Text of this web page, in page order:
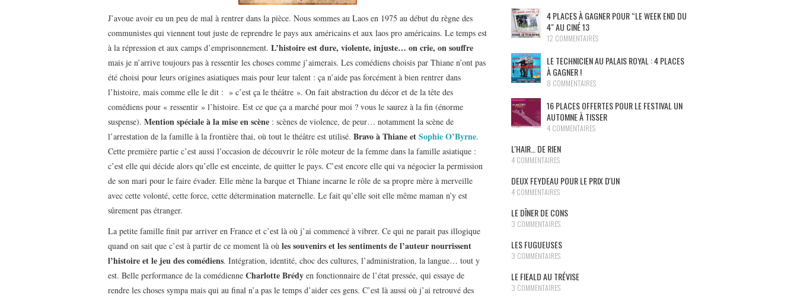
J’avoue avoir eu un peu de mal à rentrer dans la pièce. Nous sommes au Laos en 1975 au début du règne des
communistes qui viennent tout juste de reprendre le pays aux américains et aux laos pro américains. Le temps est
à la répression et aux camps d’emprisonnement. L’histoire est dure, violente, injuste… on crie, on souffre
mais je n’arrive toujours pas à ressentir les choses comme j’aimerais. Les comédiens choisis par Thiane n’ont pas
été choisi pour leurs origines asiatiques mais pour leur talent : ça n’aide pas forcément à bien rentrer dans
l’histoire, mais comme elle le dit : » c’est ça le théâtre ». On fait abstraction du décor et de la tête des
comédiens pour « ressentir » l’histoire. Est ce que ça a marché pour moi ? vous le saurez à la fin (énorme
suspense). Mention spéciale à la mise en scène : scènes de violence, de peur… notamment la scène de
l’arrestation de la famille à la frontière thai, où tout le théâtre est utilisé. Bravo à Thiane etSophie O’Byrne.
Cette première partie c’est aussi l’occasion de découvrir le rôle moteur de la femme dans la famille asiatique :
c’est elle qui décide alors qu’elle est enceinte, de quitter le pays. C’est encore elle qui va négocier la permission
de son mari pour le faire évader. Elle mène la barque et Thiane incarne le rôle de sa propre mère à merveille
avec cette volonté, cette force, cette détermination maternelle. Le fait qu’elle soit elle même maman n’y est
sûrement pas étranger.
La petite famille finit par arriver en France et c’est là où j’ai commencé à vibrer. Ce qui ne parait pas illogique
quand on sait que c’est à partir de ce moment là où les souvenirs et les sentiments de l’auteur nourrissent
l’histoire et le jeu des comédiens. Intégration, identité, choc des cultures, l’administration, la langue… tout y
est. Belle performance de la comédienne Charlotte Brédy en fonctionnaire de l’état pressée, qui essaye de
rendre les choses sympa mais qui au final n’a pas le temps d’aider ces gens. C’est là aussi où j’ai retrouvé des
4 PLACES À GAGNER POUR “LE WEEK END DU
4″ AU CINÉ 13
12 COMMENTAIRES
LE TECHNICIEN AU PALAIS ROYAL : 4 PLACES
À GAGNER !
8 COMMENTAIRES
16 PLACES OFFERTES POUR LE FESTIVAL UN
AUTOMNE À TISSER
4 COMMENTAIRES
L'HAIR… DE RIEN
4 COMMENTAIRES
DEUX FEYDEAU POUR LE PRIX D'UN
4 COMMENTAIRES
LE DÎNER DE CONS
3 COMMENTAIRES
LES FUGUEUSES
3 COMMENTAIRES
LE FIEALD AU TRÉVISE
3 COMMENTAIRES